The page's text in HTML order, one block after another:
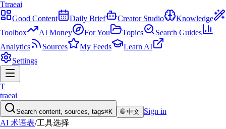
Ttraeai
Good Content
Daily Brief Creator Studio
Knowledge
Toolbox
AI Money For You Topics
Search Guides
Analytics
Sources My Feeds
Learn AI
Settings
T
traeai
Search content, sources, tags⌘K 🌐中文
Sign in
AI 术语表/工具选择